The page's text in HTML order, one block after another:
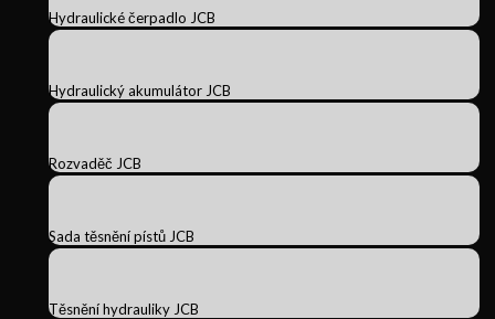
Hydraulické čerpadlo JCB
Hydraulický akumulátor JCB
Rozvaděč JCB
Sada těsnění pístů JCB
Těsnění hydrauliky JCB